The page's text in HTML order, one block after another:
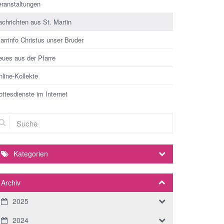
aus St. Martin
Christus unser Bruder
aus der Pfarre
Kollekte
im Internet
Kategorien
Archiv
2025
2024